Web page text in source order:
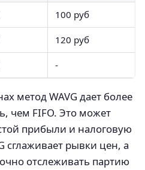
100 руб
120 руб
-
метод WAVG дает более
чем FIFO. Это может
прибыли и налоговую
сглаживает рывки цен, а
отслеживать партию